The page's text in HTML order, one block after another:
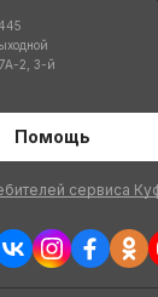
2, 3-й
Помощь
сервиса